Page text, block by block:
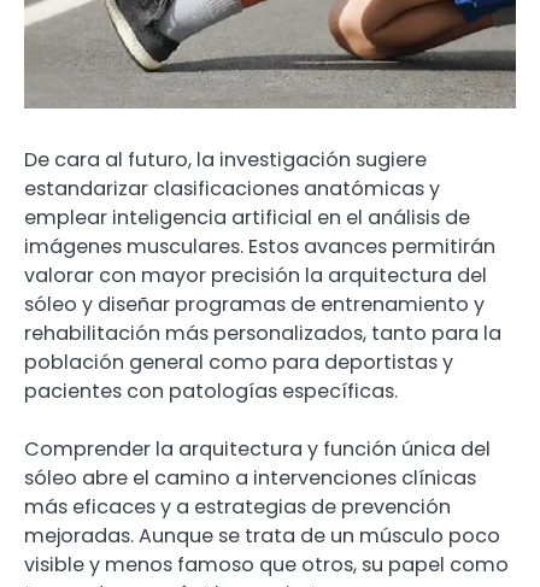
De cara al futuro, la investigación sugiere
estandarizar clasificaciones anatómicas y
emplear inteligencia artificial en el análisis de
imágenes musculares. Estos avances permitirán
valorar con mayor precisión la arquitectura del
sóleo y diseñar programas de entrenamiento y
rehabilitación más personalizados, tanto para la
población general como para deportistas y
pacientes con patologías específicas.
Comprender la arquitectura y función única del
sóleo abre el camino a intervenciones clínicas
más eficaces y a estrategias de prevención
mejoradas. Aunque se trata de un músculo poco
visible y menos famoso que otros, su papel como